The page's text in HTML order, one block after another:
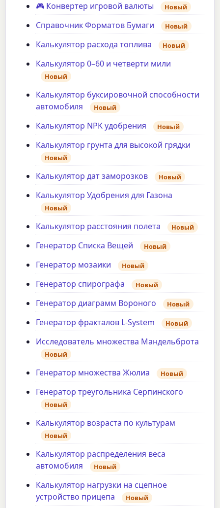
🎮 Конвертер игровой валюты Новый
Справочник Форматов Бумаги Новый
Калькулятор расхода топлива Новый
Калькулятор 0–60 и четверти мили
Новый
Калькулятор буксировочной способности
автомобиля
Новый
Калькулятор NPK удобрения Новый
Калькулятор грунта для высокой грядки
Новый
Калькулятор дат заморозков Новый
Калькулятор Удобрения для Газона
Новый
Калькулятор расстояния полета Новый
Генератор Списка Вещей Новый
Генератор мозаики Новый
Генератор спирографа Новый
Генератор диаграмм Вороного Новый
Генератор фракталов L-System Новый
Исследователь множества Мандельброта
Новый
Генератор множества Жюлиа Новый
Генератор треугольника Серпинского
Новый
Калькулятор возраста по культурам
Новый
Калькулятор распределения веса
автомобиля
Новый
Калькулятор нагрузки на сцепное
устройство прицепа
Новый